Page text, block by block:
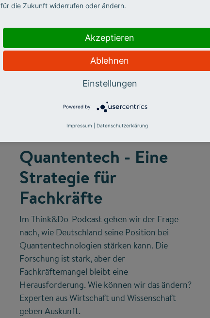
Quantentech - Eine
Strategie für
Fachkräfte
Im Think&Do-Podcast gehen wir der Frage
nach, wie Deutschland seine Position bei
Quantentechnologien stärken kann. Die
Forschung ist stark, aber der
Fachkräftemangel bleibt eine
Herausforderung. Wie können wir das ändern?
Experten aus Wirtschaft und Wissenschaft
geben Auskunft.
für die Zukunft widerrufen oder ändern.
Akzeptieren
Ablehnen
Einstellungen
Powered by
Impressum Datenschutzerklärung